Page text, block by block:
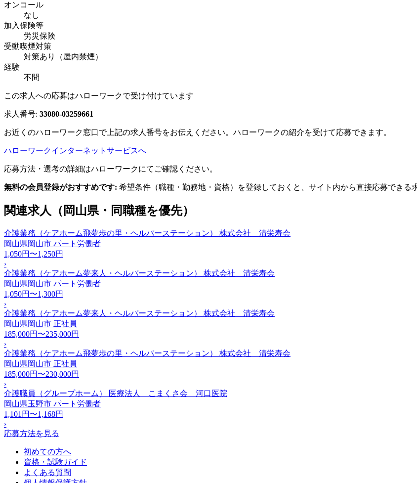
オンコール
なし
加入保険等
労災保険
受動喫煙対策
対策あり（屋内禁煙）
経験
不問
この求人への応募はハローワークで受け付けています
求人番号: 33080-03259661
お近くのハローワーク窓口で上記の求人番号をお伝えください。ハローワークの紹介を受けて応募できます。
ハローワークインターネットサービスへ
応募方法・選考の詳細はハローワークにてご確認ください。
無料の会員登録がおすすめです: 希望条件（職種・勤務地・資格）を登録しておくと、サイト内から直接応募できる
関連求人（岡山県・同職種を優先）
介護業務（ケアホーム飛夢歩の里・ヘルパーステーション） 株式会社 清栄寿会
岡山県岡山市 パート労働者
1,050円〜1,250円
›
介護業務（ケアホーム夢来人・ヘルパーステーション） 株式会社 清栄寿会
岡山県岡山市 パート労働者
1,050円〜1,300円
›
介護業務（ケアホーム夢来人・ヘルパーステーション） 株式会社 清栄寿会
岡山県岡山市 正社員
185,000円〜235,000円
›
介護業務（ケアホーム飛夢歩の里・ヘルパーステーション） 株式会社 清栄寿会
岡山県岡山市 正社員
185,000円〜230,000円
›
介護職員（グループホーム） 医療法人 こまくさ会 河口医院
岡山県玉野市 パート労働者
1,101円〜1,168円
›
応募方法を見る
初めての方へ
資格・試験ガイド
よくある質問